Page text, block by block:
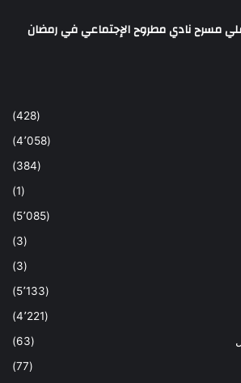
(428)
(4٬058)
(384)
(1)
(5٬085)
(3)
(3)
(5٬133)
(4٬221)
(63)
(77)